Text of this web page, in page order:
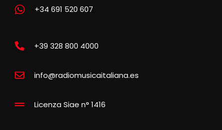
+34 691 520 607
+39 328 800 4000
info@radiomusicaitaliana.es
Licenza Siae n° 1416